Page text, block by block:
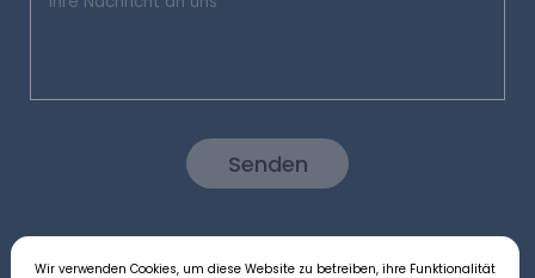
Senden
Wir verwenden Cookies, um diese Website zu betreiben, ihre Funktionalität